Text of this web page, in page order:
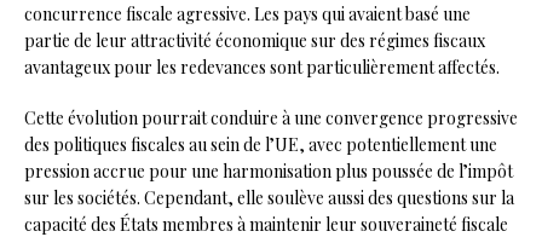
concurrence fiscale agressive. Les pays qui avaient basé une
partie de leur attractivité économique sur des régimes fiscaux
avantageux pour les redevances sont particulièrement affectés.
Cette évolution pourrait conduire à une convergence progressive
des politiques fiscales au sein de l’UE, avec potentiellement une
pression accrue pour une harmonisation plus poussée de l’impôt
sur les sociétés. Cependant, elle soulève aussi des questions sur la
capacité des États membres à maintenir leur souveraineté fiscale